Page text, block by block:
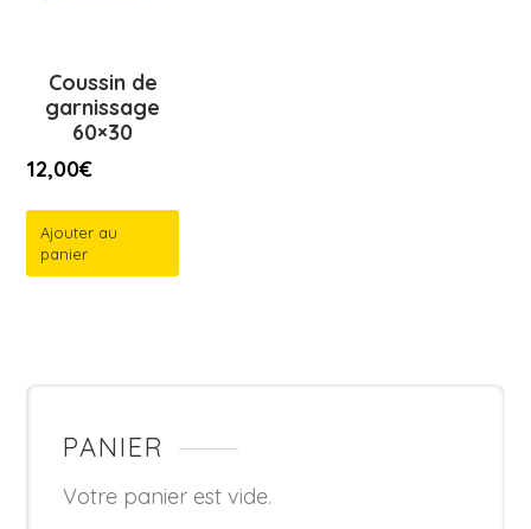
Coussin de
garnissage
60×30
12,00€
Ajouter au
panier
PANIER
Votre panier est vide.